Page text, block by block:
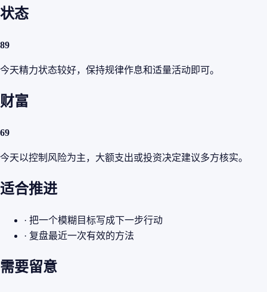
状态
89
今天精力状态较好，保持规律作息和适量活动即可。
财富
69
今天以控制风险为主，大额支出或投资决定建议多方核实。
适合推进
· 把一个模糊目标写成下一步行动
· 复盘最近一次有效的方法
需要留意